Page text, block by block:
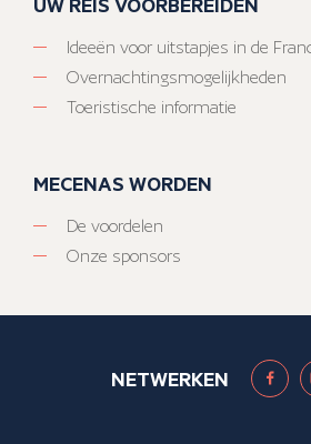
Ideeën voor uitstapjes in de
Overnachtingsmogelijkheden
Toeristische informatie
MECENAS WORDEN
De voordelen
Onze sponsors
NETWERKEN